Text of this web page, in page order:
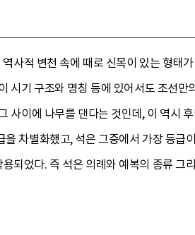
사적 변천 속에 때로 신목이 있는 형태
시기 구조와 명칭 등에 있어서도 조선
사이에 나무를 댄다는 것인데, 이 역시
차별화했고, 석은 그중에서 가장 등
되었다. 즉 석은 의례와 예복의 종류 그